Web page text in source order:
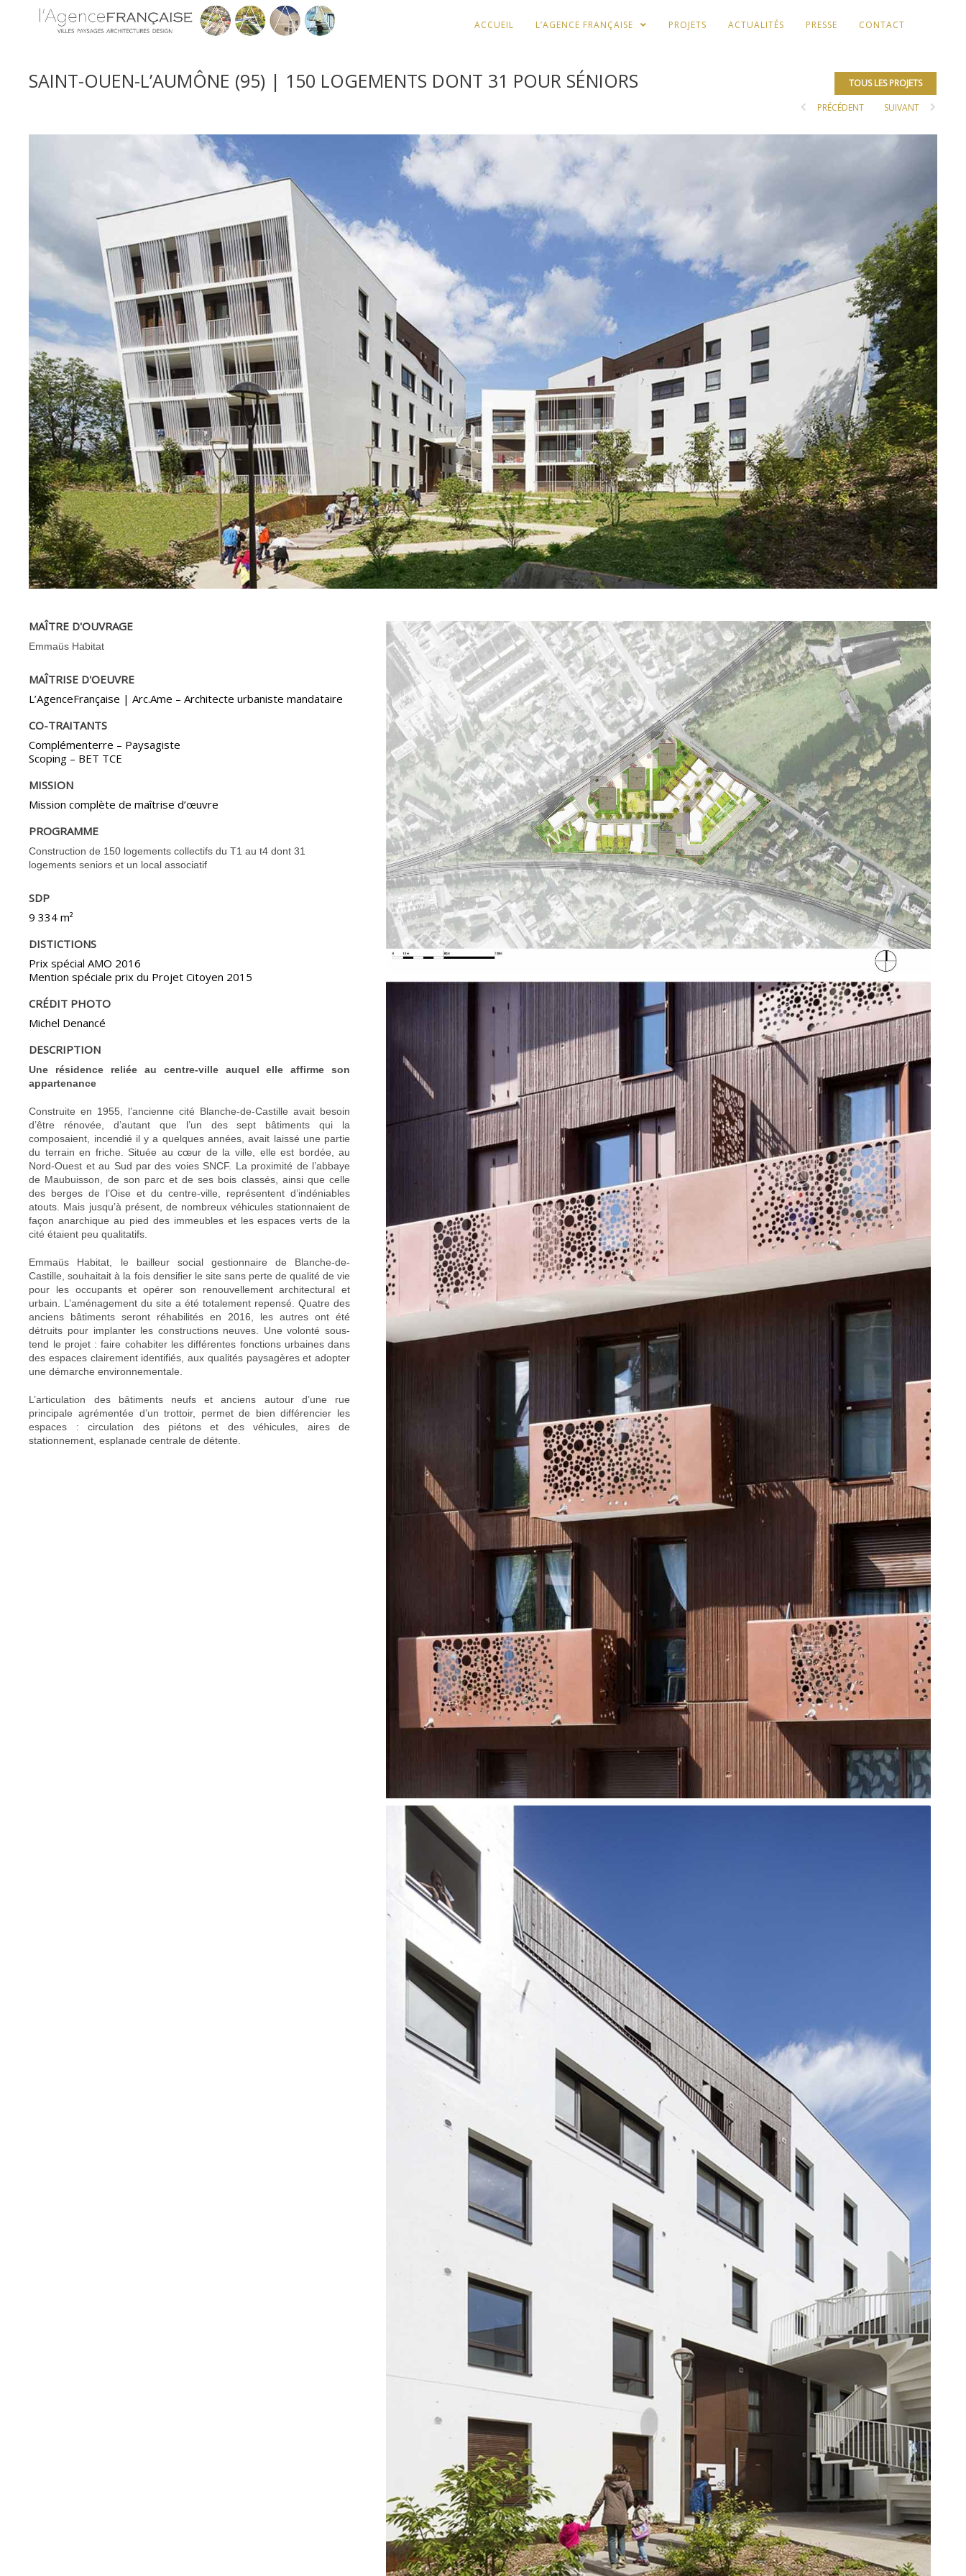
ACCUEIL L’AGENCE FRANÇAISE PROJETS ACTUALITÉS PRESSE CONTACT
SAINT-OUEN-L’AUMÔNE (95) | 150 LOGEMENTS DONT 31 POUR SÉNIORS
TOUS LES PROJETS
PRÉCÉDENT
SUIVANT
MAÎTRE D'OUVRAGE
Emmaüs Habitat
MAÎTRISE D'OEUVRE
L’AgenceFrançaise | Arc.Ame – Architecte urbaniste mandataire
CO-TRAITANTS
Complémenterre – Paysagiste
Scoping – BET TCE
MISSION
Mission complète de maîtrise d’œuvre
PROGRAMME
Construction de 150 logements collectifs du T1 au t4 dont 31
logements seniors et un local associatif
SDP
9 334 m²
DISTICTIONS
Prix spécial AMO 2016
Mention spéciale prix du Projet Citoyen 2015
CRÉDIT PHOTO
Michel Denancé
DESCRIPTION
Une résidence reliée au centre-ville auquel elle affirme son
appartenance
Construite en 1955, l’ancienne cité Blanche-de-Castille avait besoin
d’être rénovée, d’autant que l’un des sept bâtiments qui la
composaient, incendié il y a quelques années, avait laissé une partie
du terrain en friche. Située au cœur de la ville, elle est bordée, au
Nord-Ouest et au Sud par des voies SNCF. La proximité de l’abbaye
de Maubuisson, de son parc et de ses bois classés, ainsi que celle
des berges de l’Oise et du centre-ville, représentent d’indéniables
atouts. Mais jusqu’à présent, de nombreux véhicules stationnaient de
façon anarchique au pied des immeubles et les espaces verts de la
cité étaient peu qualitatifs.
Emmaüs Habitat, le bailleur social gestionnaire de Blanche-de-
Castille, souhaitait à la fois densifier le site sans perte de qualité de vie
pour les occupants et opérer son renouvellement architectural et
urbain. L’aménagement du site a été totalement repensé. Quatre des
anciens bâtiments seront réhabilités en 2016, les autres ont été
détruits pour implanter les constructions neuves. Une volonté sous-
tend le projet : faire cohabiter les différentes fonctions urbaines dans
des espaces clairement identifiés, aux qualités paysagères et adopter
une démarche environnementale.
L’articulation des bâtiments neufs et anciens autour d’une rue
principale agrémentée d’un trottoir, permet de bien différencier les
espaces : circulation des piétons et des véhicules, aires de
stationnement, esplanade centrale de détente.